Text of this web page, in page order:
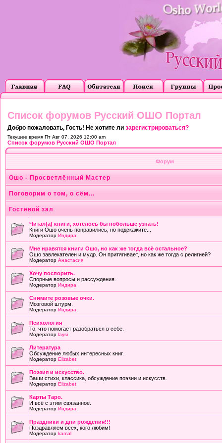
Список форумов Русский ОШО Портал
Добро пожаловать, Гость! Не хотите ли зарегистрироваться?
Текущее время Пт Авг 07, 2026 12:00 am
Список форумов Русский ОШО Портал
Форум
Ошо - Просветлённый Мастер
Поговорим о том, о сём...
Гостевой зал
Читал(а) книги, хотелось бы побольше узнать!
Книги Ошо очень понравились, но подскажите...
Модератор Индира
Мне нравятся книги Ошо, но как же тогда всё остальное?
Ошо завлекателен и мудр. Он притягивает, но как же тогда с религией?
Модератор Анастасия
Хочу поспорить.
Спорные вопросы и рассуждения.
Модератор Индира
Снимите розовые очки.
Мозговой штурм.
Модератор Индира
Психология
То, что помогает разобраться в себе.
Модератор laysi
Литература
Обсуждение любых интересных книг.
Модератор Elizabet
Поэзия и искусство.
Ваши стихи, классика, обсуждение поэзии и искусств.
Модератор Elizabet
Карты Таро.
И всё с этим связанное.
Модератор Индира
Праздники и дни рождения!!!
Поздравляем всех, кого любим!
Модератор kamal